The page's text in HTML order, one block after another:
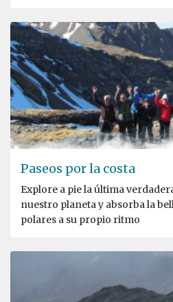
Paseos por la costa
Explore a pie la última
nuestro planeta y absorba la
polares a su propio ritmo